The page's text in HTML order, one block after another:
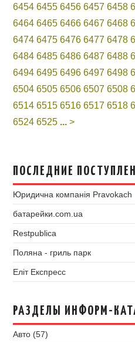
6454 6455 6456 6457 6458
6464 6465 6466 6467 6468
6474 6475 6476 6477 6478
6484 6485 6486 6487 6488
6494 6495 6496 6497 6498
6504 6505 6506 6507 6508
6514 6515 6516 6517 6518
6524 6525 ... >
ПОСЛЕДНИЕ
Юридична компанія Pravokach
батарейки.com.ua
Restpublica
Поляна - гриль парк
Еліт Експресс
РАЗДЕЛЫ ИНФОРМ-
Авто (57)